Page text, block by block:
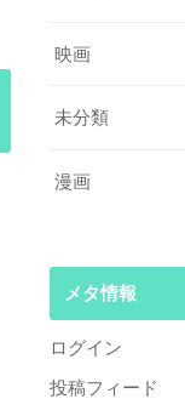
映画
未分類
漫画
メタ情報
ログイン
投稿フィード